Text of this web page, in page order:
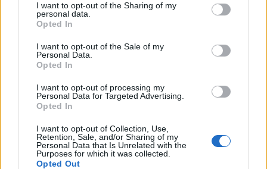
not limited to your visit or usage behaviour. You may click to
grant or deny consent to Google and its third-party tags to
use your data for below specified purposes in below Google
consent section.
I want to opt-out of the Sharing of my
personal data.
Opted In
I want to opt-out of the Sale of my
Personal Data.
Opted In
I want to opt-out of processing my
Personal Data for Targeted Advertising.
Opted In
I want to opt-out of Collection, Use,
Retention, Sale, and/or Sharing of my
Personal Data that Is Unrelated with the
Purposes for which it was collected.
Opted Out
την τελευταία παράταση που δίνεται, ώστε να
μπορέσουν όλοι να ολοκληρώσουν τη διαδικασία
υποβολής δηλώσεων και να είναι συνεπείς στις
υποχρεώσεις τους».